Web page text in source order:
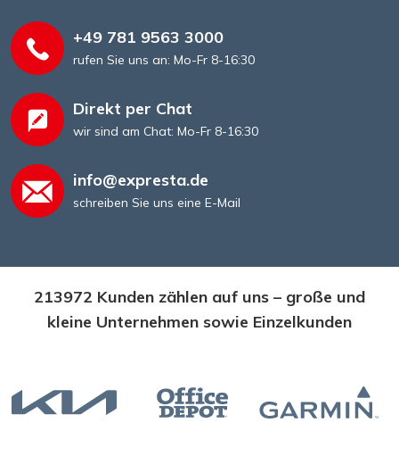
+49 781 9563 3000
rufen Sie uns an: Mo-Fr 8-16:30
Direkt per Chat
wir sind am Chat: Mo-Fr 8-16:30
info@expresta.de
schreiben Sie uns eine E-Mail
213972 Kunden zählen auf uns – große und
kleine Unternehmen sowie Einzelkunden